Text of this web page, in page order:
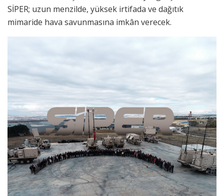
SİPER; uzun menzilde, yüksek irtifada ve dağıtık
mimaride hava savunmasına imkân verecek.